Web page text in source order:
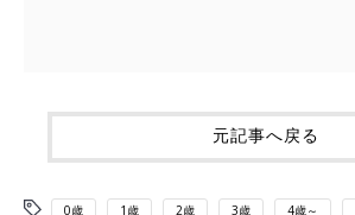
元記事へ戻る
0歳 1歳 2歳 3歳 4歳～